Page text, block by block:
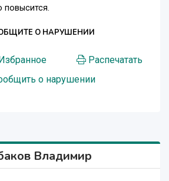
повысится.
О НАРУШЕНИИ
Распечатать
о нарушении
Владимир